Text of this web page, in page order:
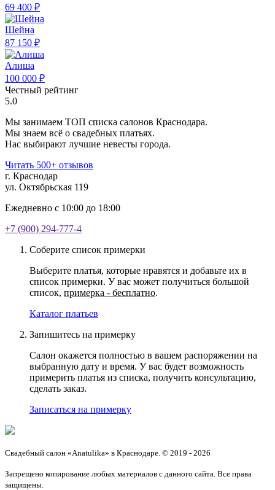
69 400 ₽
Шейна
87 150 ₽
Алиша
100 000 ₽
Честный рейтинг
5.0
Мы занимаем ТОП списка салонов Краснодара.
Мы знаем всё о свадебных платьях.
Нас выбирают лучшие невесты города.
Читать 500+ отзывов
г. Краснодар
ул. Октябрьская 119
Ежедневно с 10:00 до 18:00
+7 (900) 294-777-4
Соберите список примерки
Выберите платья, которые нравятся и добавьте их в
список примерки. У вас может получиться большой
список, примерка - бесплатно.
Каталог платьев
Запишитесь на примерку
Салон окажется полностью в вашем распоряжении на
выбранную дату и время. У вас будет возможность
примерить платья из списка, получить консультацию,
сделать заказ.
Записаться на примерку
Свадебный салон «Anatulika» в Краснодаре. © 2019 - 2026
Запрещено копирование любых материалов с данного сайта. Все права
защищены.